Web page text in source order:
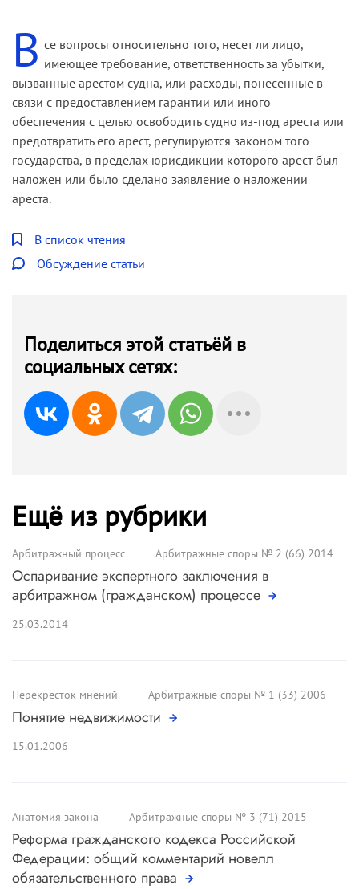
В се вопросы относительно того, несет ли лицо,
имеющее требование, ответственность за убытки,
вызванные арестом судна, или расходы, понесенные в
связи с предоставлением гарантии или иного
обеспечения с целью освободить судно из-под ареста или
предотвратить его арест, регулируются законом того
государства, в пределах юрисдикции которого арест был
наложен или было сделано заявление о наложении
ареста.
В список чтения
Обсуждение статьи
Поделиться этой статьёй в
социальных сетях:
Ещё из рубрики
Арбитражный процесс Арбитражные споры № 2 (66) 2014
Оспаривание экспертного заключения в
арбитражном (гражданском) процессе
25.03.2014
Перекресток мнений Арбитражные споры № 1 (33) 2006
Понятие недвижимости
15.01.2006
Анатомия закона Арбитражные споры № 3 (71) 2015
Реформа гражданского кодекса Российской
Федерации: общий комментарий новелл
обязательственного права